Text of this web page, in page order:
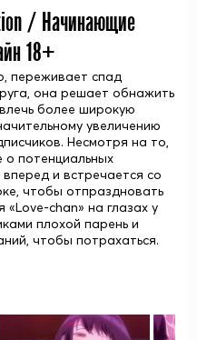
/ Начинающие
18+
переживает спад
она решает обнажить
более широкую
увеличению
Несмотря на то,
о потенциальных
и встречается со
чтобы отпраздновать
«Love-chan» на глазах у
плохой парень и
чтобы потрахаться.